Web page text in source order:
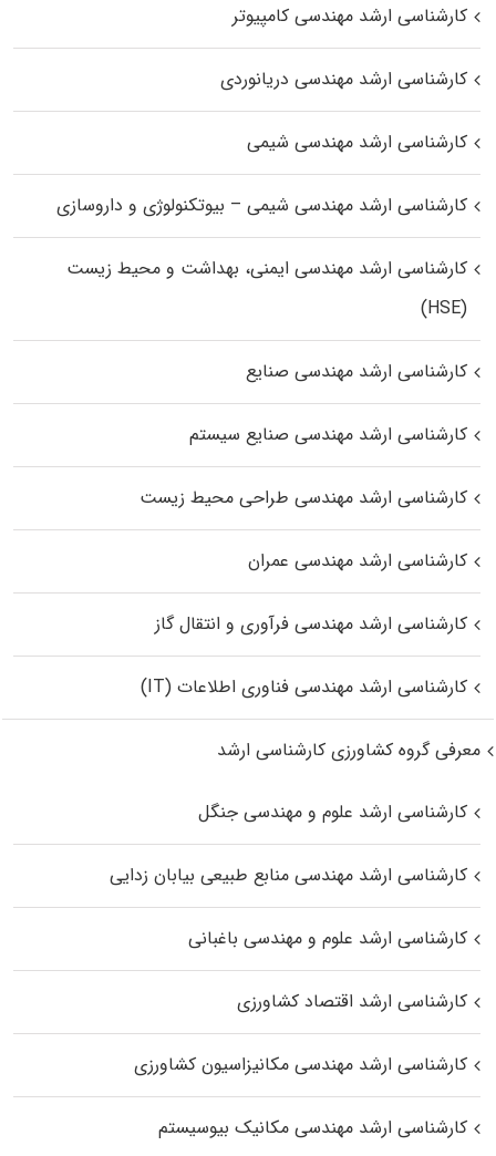
کارشناسی ارشد مهندسی کامپیوتر
کارشناسی ارشد مهندسی دریانوردی
کارشناسی ارشد مهندسی شیمی
کارشناسی ارشد مهندسی شیمی – بیوتکنولوژی و داروسازی
کارشناسی ارشد مهندسی ایمنی، بهداشت و محیط زیست
(HSE)
کارشناسی ارشد مهندسی صنایع
کارشناسی ارشد مهندسی صنایع سیستم
کارشناسی ارشد مهندسی طراحی محیط زیست
کارشناسی ارشد مهندسی عمران
کارشناسی ارشد مهندسی فرآوری و انتقال گاز
کارشناسی ارشد مهندسی فناوری اطلاعات (IT)
معرفی گروه کشاورزی کارشناسی ارشد
کارشناسی ارشد علوم و مهندسی جنگل
کارشناسی ارشد مهندسی منابع طبیعی بیابان زدایی
کارشناسی ارشد علوم و مهندسی باغبانی
کارشناسی ارشد اقتصاد کشاورزی
کارشناسی ارشد مهندسی مکانیزاسیون کشاورزی
کارشناسی ارشد مهندسی مکانیک بیوسیستم